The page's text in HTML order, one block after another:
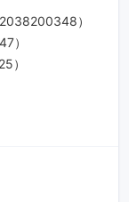
）
）
）